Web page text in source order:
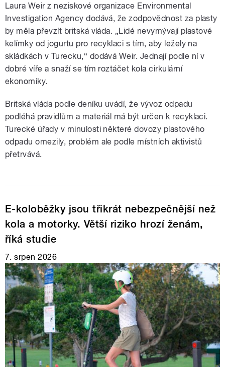
Laura Weir z neziskové organizace Environmental
Investigation Agency dodává, že zodpovědnost za plasty
by měla převzít britská vláda. „Lidé nevymývají plastové
kelímky od jogurtu pro recyklaci s tím, aby ležely na
skládkách v Turecku,“ dodává Weir. Jednají podle ní v
dobré víře a snaží se tím roztáčet kola cirkulární
ekonomiky.
Britská vláda podle deníku uvádí, že vývoz odpadu
podléhá pravidlům a materiál má být určen k recyklaci.
Turecké úřady v minulosti některé dovozy plastového
odpadu omezily, problém ale podle místních aktivistů
přetrvává.
E-koloběžky jsou třikrát nebezpečnější než
kola a motorky. Větší riziko hrozí ženám,
říká studie
7. srpen 2026